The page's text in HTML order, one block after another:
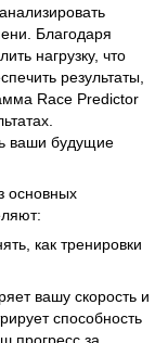
Благодаря
нагрузку, что
результаты,
Race Predictor
ваши будущие
основных
как тренировки
вашу скорость и
способность